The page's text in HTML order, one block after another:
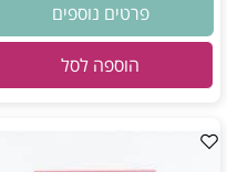
פרטים נוספים
הוספה לסל